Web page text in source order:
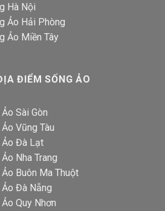
Hà Nội
Ảo Hải Phòng
Ảo Miền Tây
ĐIỂM SỐNG ẢO
Sài Gòn
Vũng Tàu
Đà Lạt
Nha Trang
Buôn Ma Thuột
Đà Nẵng
Quy Nhơn